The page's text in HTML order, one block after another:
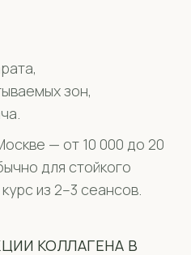
зон,
— от 10 000 до 20
для стойкого
из 2–3 сеансов.
КОЛЛАГЕНА В